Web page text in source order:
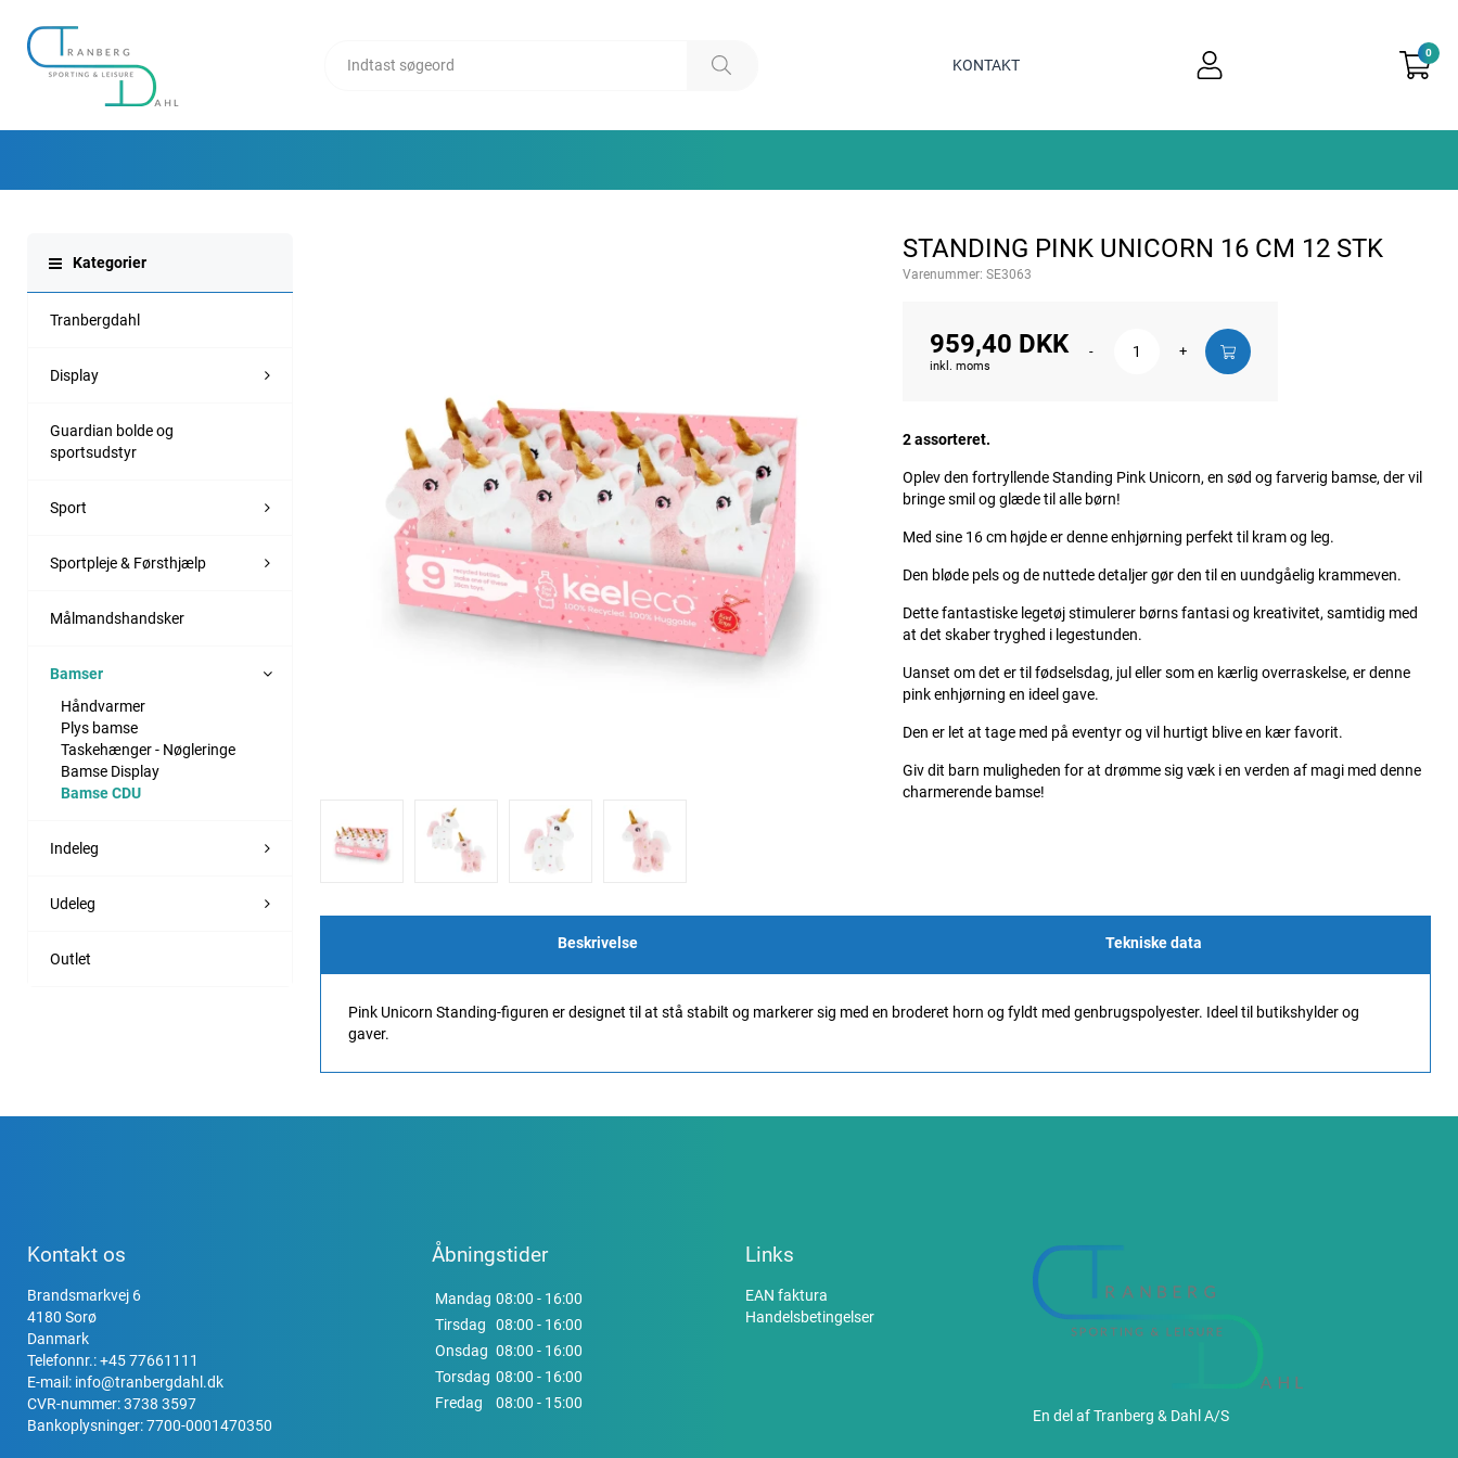
KONTAKT
0
Kategorier
Tranbergdahl
Display
Guardian bolde og
sportsudstyr
Sport
Sportpleje & Førsthjælp
Målmandshandsker
Bamser
Håndvarmer
Plys bamse
Taskehænger - Nøgleringe
Bamse Display
Bamse CDU
Indeleg
Udeleg
Outlet
STANDING PINK UNICORN 16 CM 12 STK
Varenummer: SE3063
959,40 DKK
inkl. moms
- +
2 assorteret.
Oplev den fortryllende Standing Pink Unicorn, en sød og farverig bamse, der vil
bringe smil og glæde til alle børn!
Med sine 16 cm højde er denne enhjørning perfekt til kram og leg.
Den bløde pels og de nuttede detaljer gør den til en uundgåelig krammeven.
Dette fantastiske legetøj stimulerer børns fantasi og kreativitet, samtidig med
at det skaber tryghed i legestunden.
Uanset om det er til fødselsdag, jul eller som en kærlig overraskelse, er denne
pink enhjørning en ideel gave.
Den er let at tage med på eventyr og vil hurtigt blive en kær favorit.
Giv dit barn muligheden for at drømme sig væk i en verden af magi med denne
charmerende bamse!
Beskrivelse Tekniske data
Pink Unicorn Standing-figuren er designet til at stå stabilt og markerer sig med en broderet horn og fyldt med genbrugspolyester. Ideel til butikshylder og
gaver.
Kontakt os
Brandsmarkvej 6
4180 Sorø
Danmark
Telefonnr.:+45 77661111
E-mail: info@tranbergdahl.dk
CVR-nummer: 3738 3597
Bankoplysninger: 7700-0001470350
Åbningstider
Mandag 08:00 - 16:00
Tirsdag
08:00 - 16:00
Onsdag 08:00 - 16:00
Torsdag 08:00 - 16:00
Fredag
08:00 - 15:00
Links
EAN faktura
Handelsbetingelser
En del af Tranberg & Dahl A/S